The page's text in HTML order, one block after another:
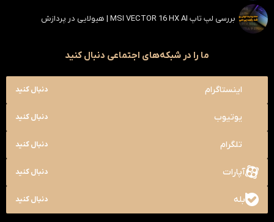
بررسی لپ تاپ MSI VECTOR 16 HX AI | هیولایی در پردازش
ما را در شبکه‌های اجتماعی دنبال کنید
اینستاگرام دنبال کنید
یوتیوب دنبال کنید
تلگرام دنبال کنید
آپارات دنبال کنید
بله دنبال کنید